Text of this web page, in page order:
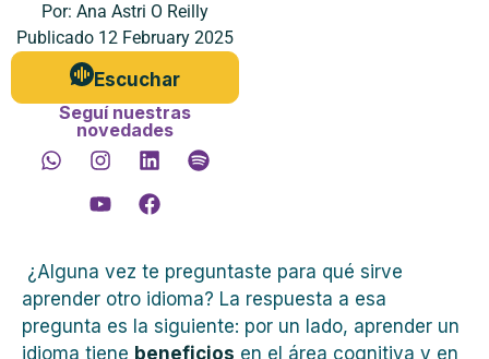
Por: Ana Astri O Reilly
Publicado 12 February 2025
Escuchar
Seguí nuestras
novedades
¿Alguna vez te preguntaste para qué sirve
aprender otro idioma? La respuesta a esa
pregunta es la siguiente: por un lado, aprender un
idioma tiene beneficios en el área cognitiva y en